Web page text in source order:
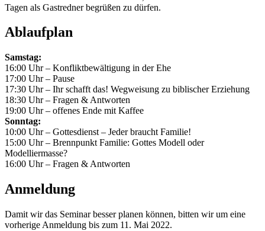
Tagen als Gastredner begrüßen zu dürfen.
Ablaufplan
Samstag:
16:00 Uhr – Konfliktbewältigung in der Ehe
17:00 Uhr – Pause
17:30 Uhr – Ihr schafft das! Wegweisung zu biblischer Erziehung
18:30 Uhr – Fragen & Antworten
19:00 Uhr – offenes Ende mit Kaffee
Sonntag:
10:00 Uhr – Gottesdienst – Jeder braucht Familie!
15:00 Uhr – Brennpunkt Familie: Gottes Modell oder
Modelliermasse?
16:00 Uhr – Fragen & Antworten
Anmeldung
Damit wir das Seminar besser planen können, bitten wir um eine
vorherige Anmeldung bis zum 11. Mai 2022.